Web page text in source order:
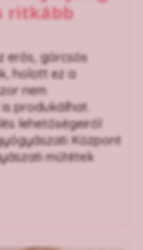
ritkább
erős, görcsös
holott ez a
nem
produkálhat.
lehetőségeiről
Központ
műtétek